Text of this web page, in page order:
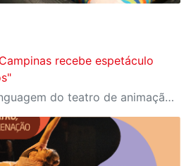
recebe espetáculo
Montagem utiliza a linguagem do teatro de animação para abordar temas como amizade, timidez e descobertas da infância